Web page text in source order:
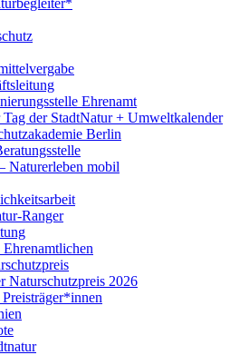
Ehrenamt
Tag der StadtNatur + Umweltkalender
Berlin
Naturerleben mobil
Ranger
Ehrenamtlichen
Naturschutzpreis 2026